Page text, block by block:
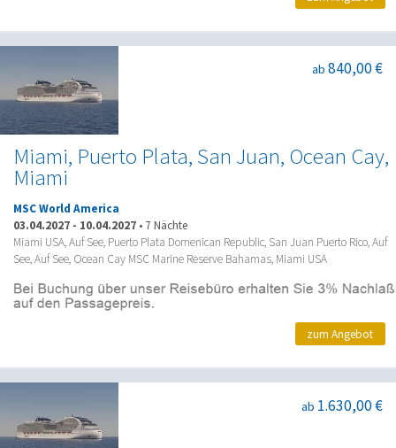
Miami, Puerto Plata, San Juan, Ocean Cay,
Miami
ab 840,00 €
MSC World America
03.04.2027 - 10.04.2027 • 7 Nächte
Miami USA, Auf See, Puerto Plata Domenican Republic, San Juan Puerto Rico, Auf
See, Auf See, Ocean Cay MSC Marine Reserve Bahamas, Miami USA
zum Angebot
ab 1.630,00 €